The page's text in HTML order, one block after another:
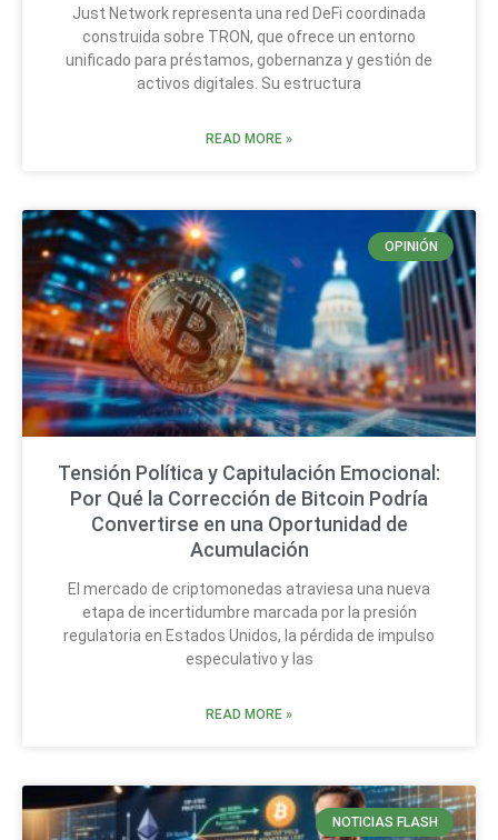
Just Network representa una red DeFi coordinada
construida sobre TRON, que ofrece un entorno
unificado para préstamos, gobernanza y gestión de
activos digitales. Su estructura
READ MORE »
OPINIÓN
Tensión Política y Capitulación Emocional:
Por Qué la Corrección de Bitcoin Podría
Convertirse en una Oportunidad de
Acumulación
El mercado de criptomonedas atraviesa una nueva
etapa de incertidumbre marcada por la presión
regulatoria en Estados Unidos, la pérdida de impulso
especulativo y las
READ MORE »
NOTICIAS FLASH